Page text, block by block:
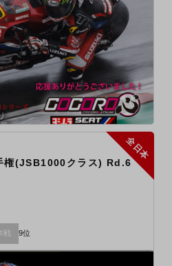
権(JSB1000クラス) Rd.6
戦 9位
全日本